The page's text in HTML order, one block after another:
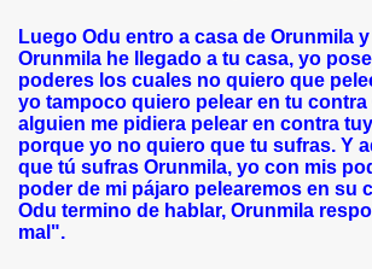
Luego Odu entro a casa de Orunmila
Orunmila he llegado a tu casa, yo
poderes los cuales no quiero que
yo tampoco quiero pelear en tu contra
alguien me pidiera pelear en contra
porque yo no quiero que tu sufras. Y
que tú sufras Orunmila, yo con mis
poder de mi pájaro pelearemos en su
Odu termino de hablar, Orunmila
mal".